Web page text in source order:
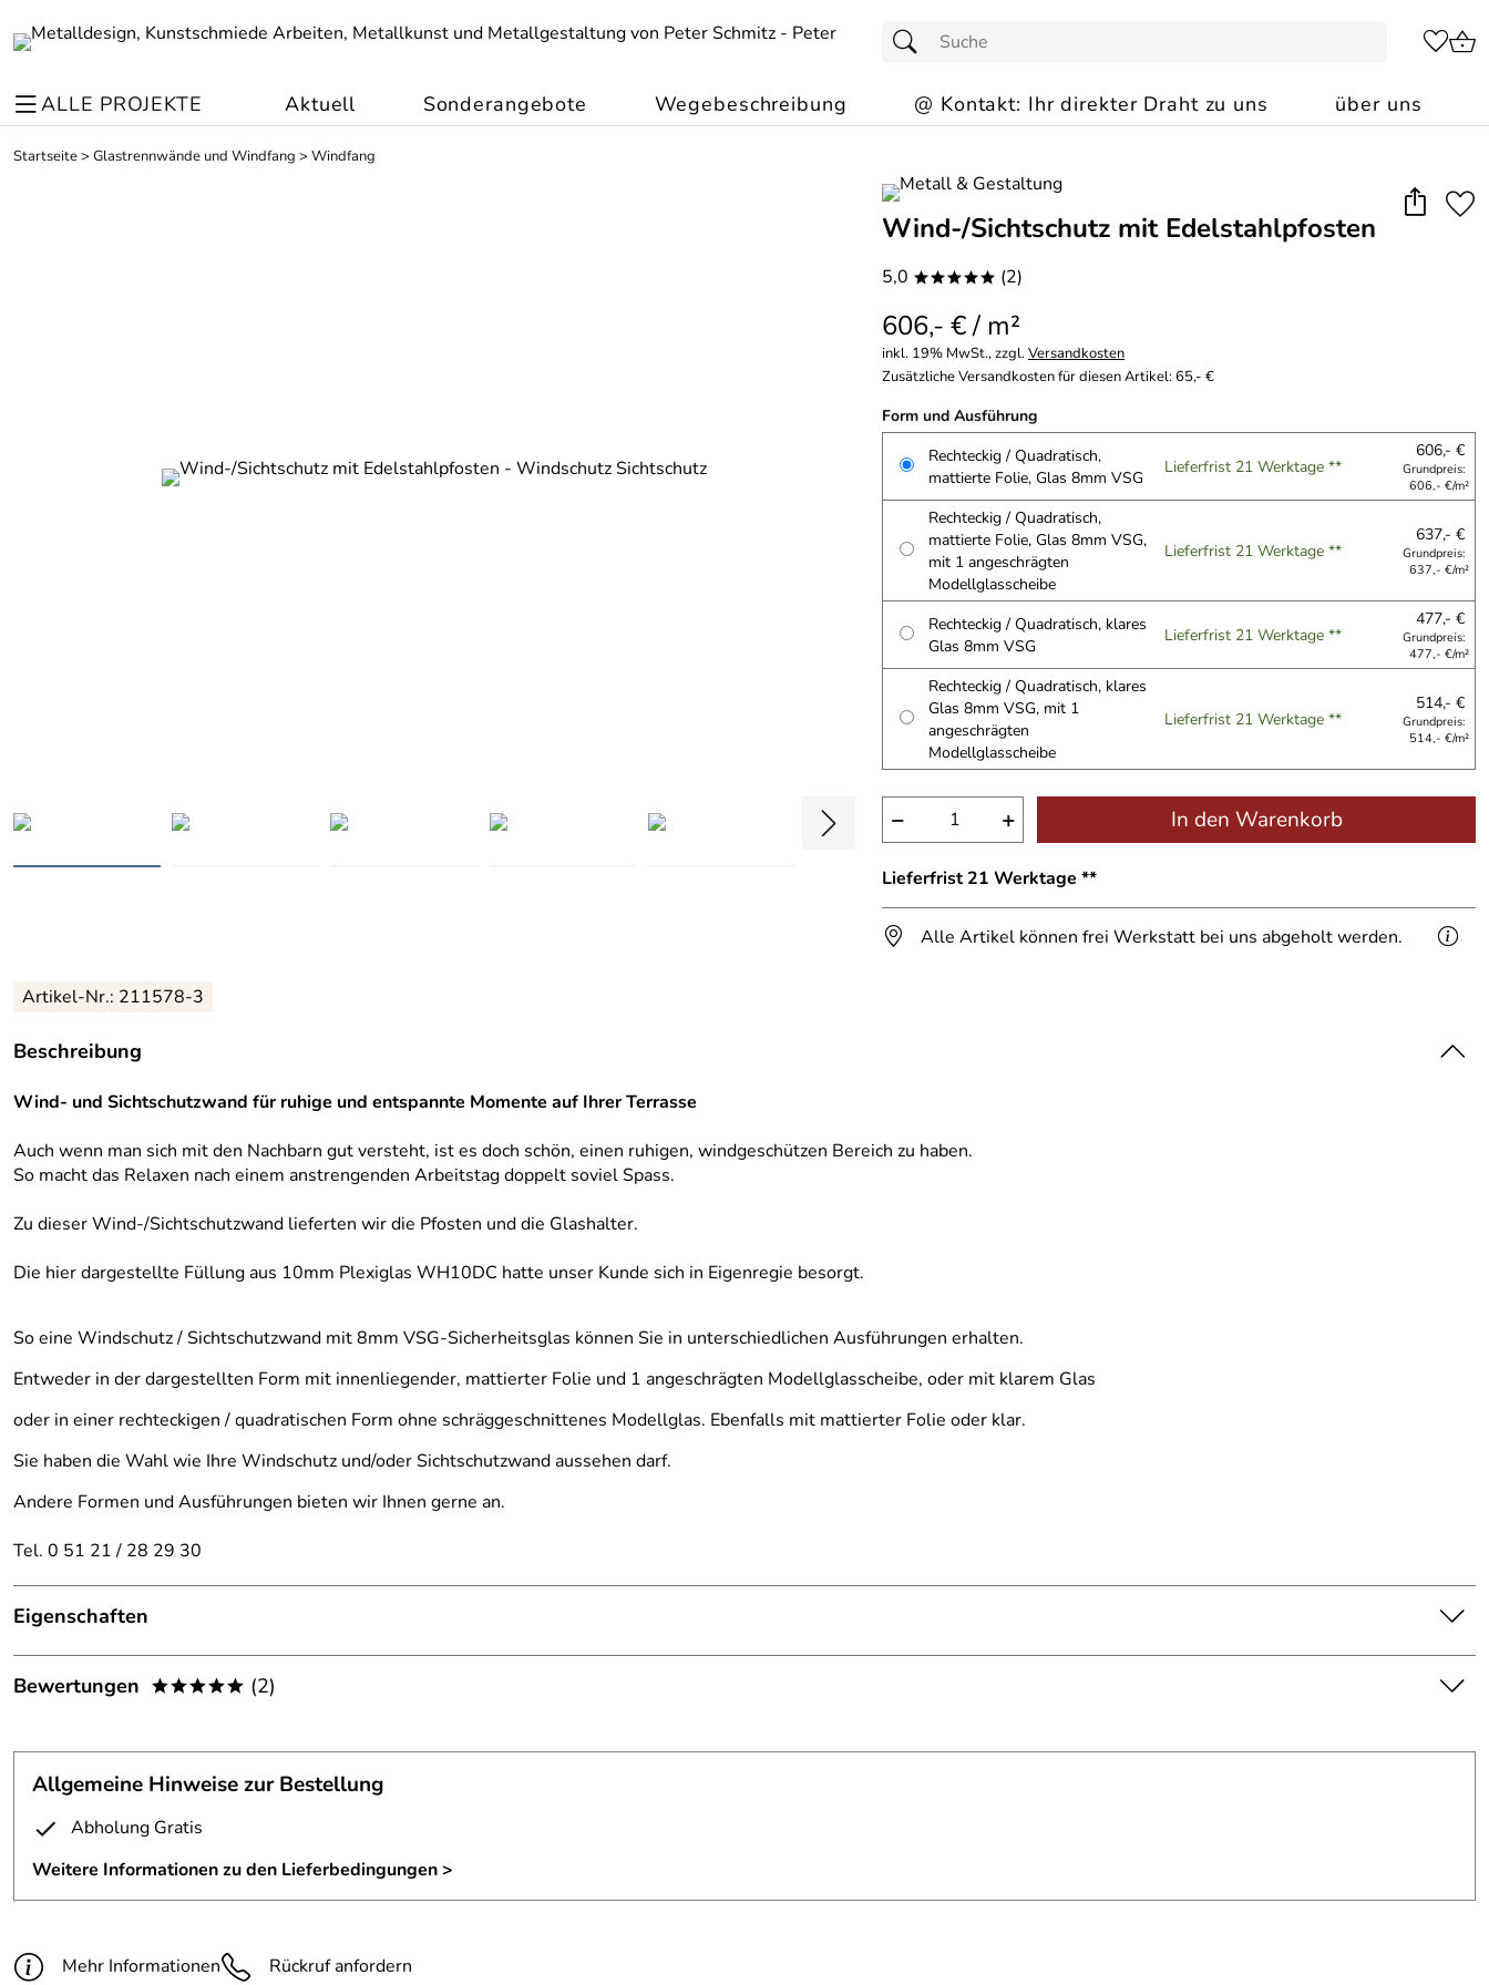
ALLE PROJEKTE Aktuell Sonderangebote Wegebeschreibung @ Kontakt: Ihr direkter Draht zu uns über uns
Startseite> Glastrennwände und Windfang > Windfang
Wind-/Sichtschutz mit Edelstahlpfosten
5,0 ***** (2)
606,- € / m²
inkl. 19% MwSt., zzgl.Versandkosten
Zusätzliche Versandkosten für diesen Artikel: 65,- €
Form und Ausführung
Rechteckig / Quadratisch,
mattierte Folie, Glas 8mm VSG
Lieferfrist 21 Werktage **
606,- €
Grundpreis:
606,- €/m²
Rechteckig / Quadratisch,
mattierte Folie, Glas 8mm VSG,
mit 1 angeschrägten
Modellglasscheibe
Lieferfrist 21 Werktage **
637,- €
Grundpreis:
637,- €/m²
Rechteckig / Quadratisch, klares
Glas 8mm VSG
Lieferfrist 21 Werktage **
477,- €
Grundpreis:
477,- €/m²
Rechteckig / Quadratisch, klares
Glas 8mm VSG, mit 1
angeschrägten
Modellglasscheibe
Lieferfrist 21 Werktage **
514,- €
Grundpreis:
514,- €/m²
− + In den Warenkorb
Lieferfrist 21 Werktage **
Alle Artikel können frei Werkstatt bei uns abgeholt werden.
Artikel-Nr.: 211578-3
Beschreibung
Wind- und Sichtschutzwand für ruhige und entspannte Momente auf Ihrer Terrasse
Auch wenn man sich mit den Nachbarn gut versteht, ist es doch schön, einen ruhigen, windgeschützen Bereich zu haben.
So macht das Relaxen nach einem anstrengenden Arbeitstag doppelt soviel Spass.
Zu dieser Wind-/Sichtschutzwand lieferten wir die Pfosten und die Glashalter.
Die hier dargestellte Füllung aus 10mm Plexiglas WH10DC hatte unser Kunde sich in Eigenregie besorgt.
So eine Windschutz / Sichtschutzwand mit 8mm VSG-Sicherheitsglas können Sie in unterschiedlichen Ausführungen erhalten.
Entweder in der dargestellten Form mit innenliegender, mattierter Folie und 1 angeschrägten Modellglasscheibe, oder mit klarem Glas
oder in einer rechteckigen / quadratischen Form ohne schräggeschnittenes Modellglas. Ebenfalls mit mattierter Folie oder klar.
Sie haben die Wahl wie Ihre Windschutz und/oder Sichtschutzwand aussehen darf.
Andere Formen und Ausführungen bieten wir Ihnen gerne an.
Tel. 0 51 21 / 28 29 30
Eigenschaften
Wind-/Sichtschutzwand
Pfosten:
Edelstahlrohr D=42mm; V2A
Glashalter:
Zinkdruckguß im Edelstahlfinish
Verglasung:
VSG 8mm aus 2x4mm ESG, matt. Folie
Form:
Quadratisch oder Rechteckig
Bewertungen ***** (2)
1
Franz
Verifizierte Bewertung
Allgemeine Hinweise zur Bestellung
Abholung Gratis
Weitere Informationen zu den Lieferbedingungen >
Mehr Informationen Rückruf anfordern